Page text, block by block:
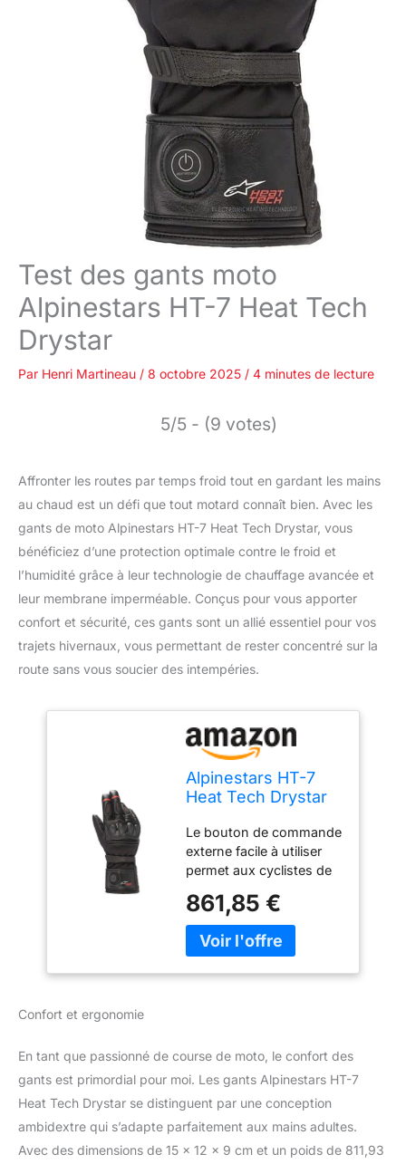
Test des gants moto
Alpinestars HT-7 Heat Tech
Drystar
Par Henri Martineau / 8 octobre 2025 / 4 minutes de lecture
5/5 - (9 votes)
Affronter les routes par temps froid tout en gardant les mains
au chaud est un défi que tout motard connaît bien. Avec les
gants de moto Alpinestars HT-7 Heat Tech Drystar, vous
bénéficiez d’une protection optimale contre le froid et
l’humidité grâce à leur technologie de chauffage avancée et
leur membrane imperméable. Conçus pour vous apporter
confort et sécurité, ces gants sont un allié essentiel pour vos
trajets hivernaux, vous permettant de rester concentré sur la
route sans vous soucier des intempéries.
Alpinestars HT-7
Heat Tech Drystar
Schwarz, M
Le bouton de commande
externe facile à utiliser
permet aux cyclistes de
trois réglages de chaleur.
Le système Alpinestars
Heat Tech Drystar est
résistance au pli et une
stabilité à la chaleur
éprouvées. Softshell
inserts extensibles pour
un confort et un
861,85 €
Confort et ergonomie
En tant que passionné de course de moto, le confort des
gants est primordial pour moi. Les gants Alpinestars HT-7
Heat Tech Drystar se distinguent par une conception
ambidextre qui s’adapte parfaitement aux mains adultes.
Avec des dimensions de 15 x 12 x 9 cm et un poids de 811,93